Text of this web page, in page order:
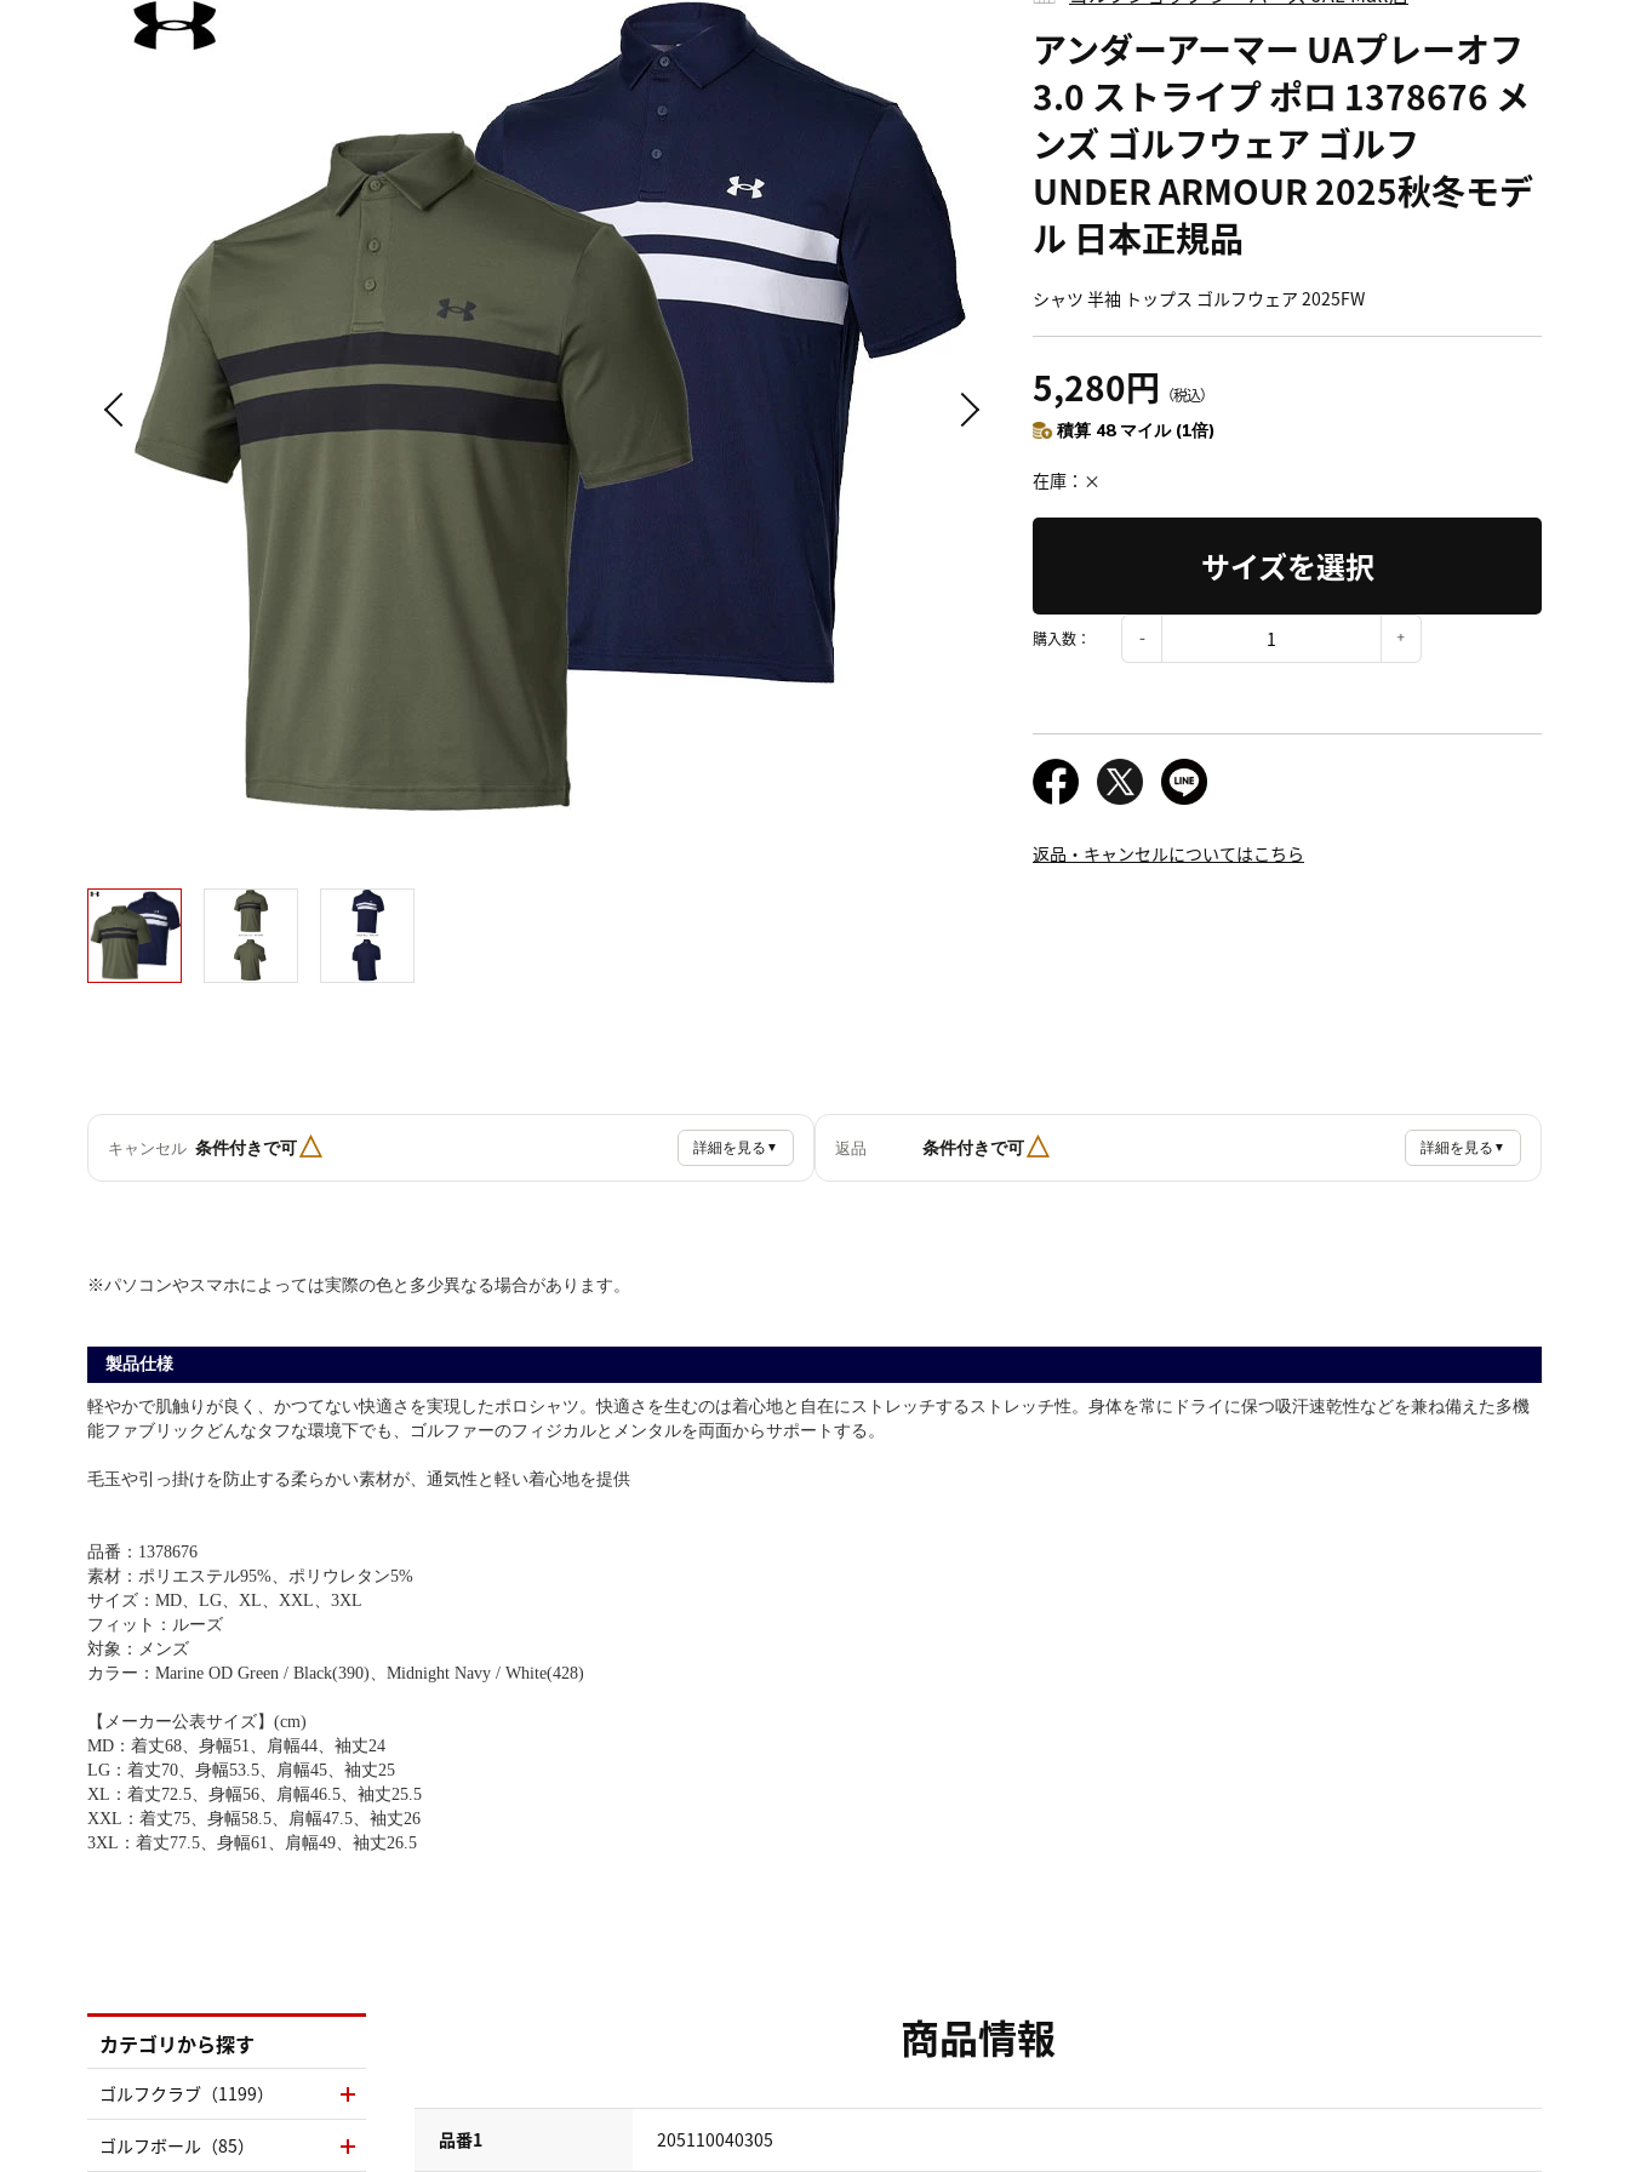
アンダーアーマー UAプレーオフ
3.0 ストライプ ポロ 1378676 メ
ンズ ゴルフウェア ゴルフ
UNDER ARMOUR 2025秋冬モデ
ル 日本正規品
シャツ 半袖 トップス ゴルフウェア 2025FW
5,280円 （税込）
積算 48 マイル (1倍)
在庫 ×
サイズを選択
購入数：
返品・キャンセルについてはこちら
キャンセル 条件付きで可△ 詳細を見る ▼ 返品 条件付きで可△ 詳細を見る ▼
※パソコンやスマホによっては実際の色と多少異なる場合があります。
製品仕様
軽やかで肌触りが良く、かつてない快適さを実現したポロシャツ。快適さを生むのは着心地と自在にストレッチするストレッチ性。身体を常にドライに保つ吸汗速乾性などを兼ね備えた多機
能ファブリックどんなタフな環境下でも、ゴルファーのフィジカルとメンタルを両面からサポートする。
毛玉や引っ掛けを防止する柔らかい素材が、通気性と軽い着心地を提供
品番：1378676
素材：ポリエステル95%、ポリウレタン5%
サイズ：MD、LG、XL、XXL、3XL
フィット：ルーズ
対象：メンズ
カラー：Marine OD Green / Black(390)、Midnight Navy / White(428)
【メーカー公表サイズ】(cm)
MD：着丈68、身幅51、肩幅44、袖丈24
LG：着丈70、身幅53.5、肩幅45、袖丈25
XL：着丈72.5、身幅56、肩幅46.5、袖丈25.5
XXL：着丈75、身幅58.5、肩幅47.5、袖丈26
3XL：着丈77.5、身幅61、肩幅49、袖丈26.5
商品情報
品番1 205110040305
カテゴリから探す
ゴルフクラブ（1199）
ゴルフボール（85）